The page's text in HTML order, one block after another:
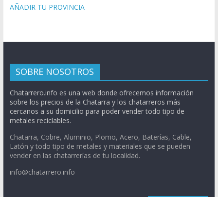
AÑADIR TU PROVINCIA
SOBRE NOSOTROS
Chatarrero.info es una web donde ofrecemos información
sobre los precios de la Chatarra y los chatarreros más
cercanos a su domicilio para poder vender todo tipo de
metales reciclables.
Chatarra, Cobre, Aluminio, Plomo, Acero, Baterías, Cable,
Latón y todo tipo de metales y materiales que se pueden
vender en las chatarrerías de tu localidad.
info@chatarrero.info